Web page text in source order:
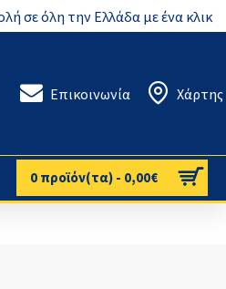
σε όλη την Ελλάδα με ένα κλικ
Επικοινωνία Χάρτης
0 προϊόν(τα) - 0,00€